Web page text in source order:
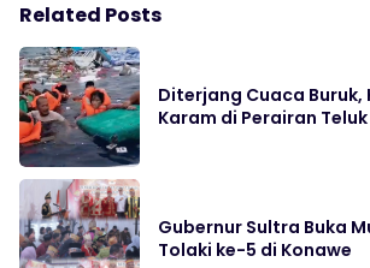
Related Posts
Diterjang Cuaca Buruk,
Karam di Perairan Teluk
Gubernur Sultra Buka
Tolaki ke-5 di Konawe